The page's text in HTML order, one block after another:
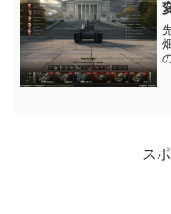
ス